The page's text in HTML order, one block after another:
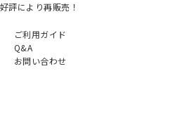
好評により再販売！
ご利用ガイド
Q&A
お問い合わせ